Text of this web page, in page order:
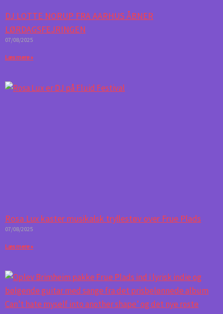
DJ LOTTE NORUP FRA AARHUS ÅBNER
LØRDAGSFEJRINGEN
07/08/2025
Læs mere »
Rosa Lux kaster musikalsk tryllestøv over Frue Plads
07/08/2025
Læs mere »